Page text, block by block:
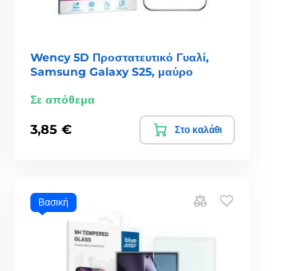
Wency 5D Προστατευτικό Γυαλί,
Samsung Galaxy S25, μαύρο
Σε απόθεμα
3,85 € Στο καλάθι
Βασική